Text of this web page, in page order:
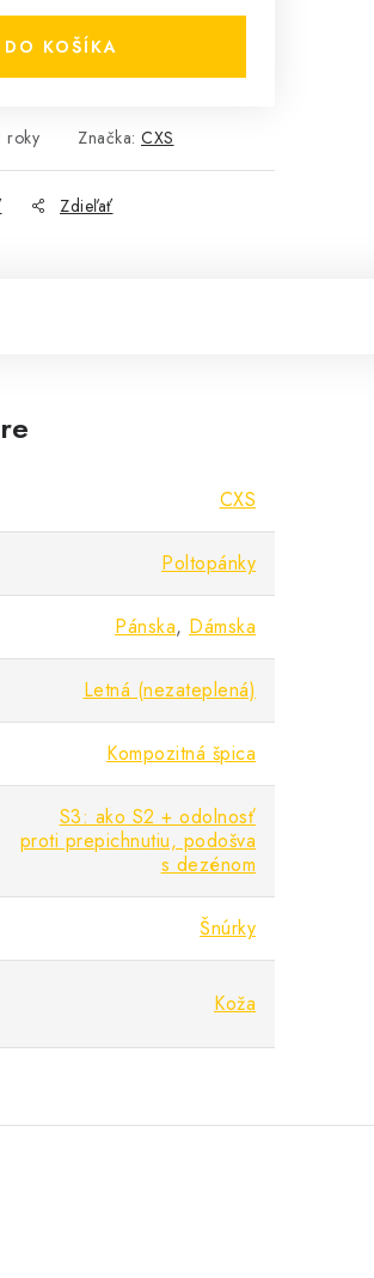
DO KOŠÍKA
roky Značka: CXS
Zdieľať
CXS
Poltopánky
Pánska, Dámska
Letná (nezateplená)
Kompozitná špica
S3: ako S2 + odolnosť
proti prepichnutiu, podošva
s dezénom
Šnúrky
Koža